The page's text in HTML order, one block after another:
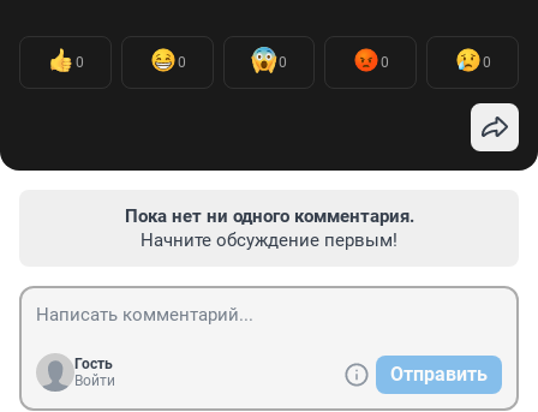
0 0 0 0 0
Пока нет ни одного комментария.
Начните обсуждение первым!
Гость
Войти
Отправить